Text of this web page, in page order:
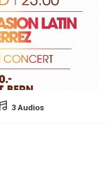
3 Audios